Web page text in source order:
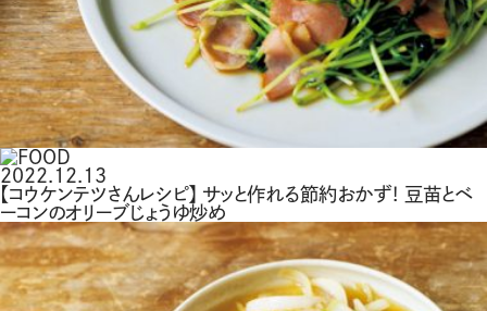
2022.12.13
【コウケンテツさんレシピ】 サッと作れる節約おかず！ 豆苗とベ
ーコンのオリーブじょうゆ炒め